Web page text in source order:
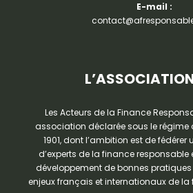
E-mail :
Les Acteurs de la Finance
association déclarée sous le régime
1901, dont l’ambition est de
d’experts de la finance responsable
développement de bonnes
enjeux français et internationaux de